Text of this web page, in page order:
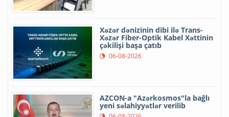
Xəzər dənizinin dibi ilə Trans-
Xəzər Fiber-Optik Kabel Xəttinin
çəkilişi başa çatıb
06-08-2026
AZCON-a "Azərkosmos"la bağlı
yeni səlahiyyətlər verilib